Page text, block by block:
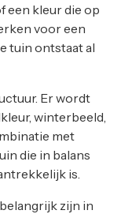
een kleur die op
voor een
tuin ontstaat al
Er wordt
winterbeeld,
met
die in balans
is.
zijn in